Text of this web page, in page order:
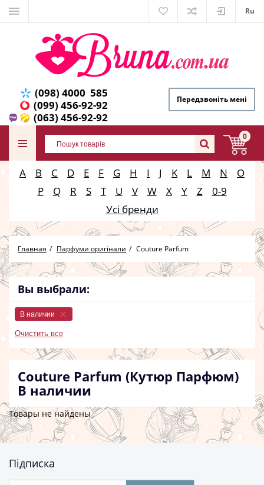
Ru
(098) 4000 585
(099) 456-92-92
(063) 456-92-92
Передзвоніть мені
0
A B C D E F G H I J K L M N
O
P
Q R S T U V W X Y Z
0-9
Усі бренди
Главная Парфуми оригінали Couture Parfum
Вы выбрали:
В наличии
Очистить все
Couture Parfum (Кутюр Парфюм)
В наличии
Товары не найдены
Підписка